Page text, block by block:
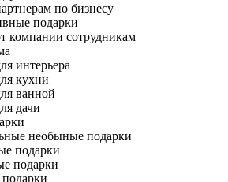
по бизнесу
подарки
компании сотрудникам
интерьера
кухни
ванной
дачи
необыные подарки
подарки
подарки